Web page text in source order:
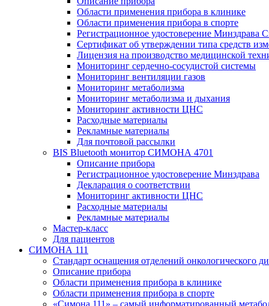
Области применения прибора в клинике
Области применения прибора в спорте
Регистрационное удостоверение Минздрава
Сертификат об утверждении типа средств
Лицензия на производство медицинской
Мониторинг сердечно-сосудистой системы
Мониторинг вентиляции газов
Мониторинг метаболизма
Мониторинг метаболизма и дыхания
Мониторинг активности ЦНС
Расходные материалы
Рекламные материалы
Для почтовой рассылки
BIS Bluetooth монитор СИМОНА 4701
Описание прибора
Регистрационное удостоверение Минздрава
Декларация о соответствии
Мониторинг активности ЦНС
Расходные материалы
Рекламные материалы
Мастер-класс
Для пациентов
СИМОНА 111
Стандарт оснащения отделений онкологического
Описание прибора
Области применения прибора в клинике
Области применения прибора в спорте
«Симона 111» – самый информатированный